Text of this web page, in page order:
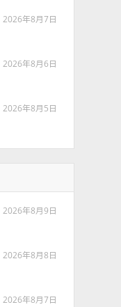
2026年8月7日
2026年8月6日
2026年8月5日
2026年8月9日
2026年8月8日
2026年8月7日